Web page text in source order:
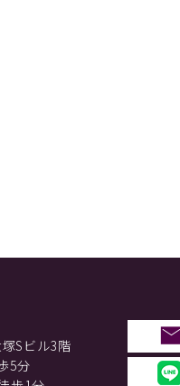
Sビル3階
5分